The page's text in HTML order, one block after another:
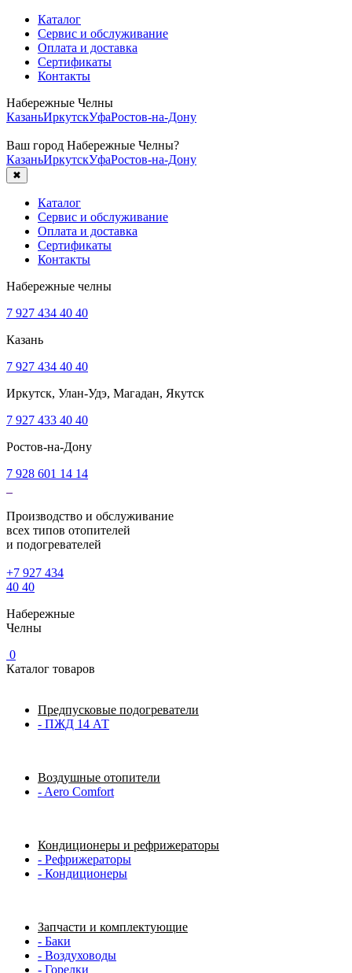
Каталог
Сервис и обслуживание
Оплата и доставка
Сертификаты
Контакты
Набережные Челны
КазаньИркутскУфаРостов-на-Дону
Ваш город Набережные Челны?
КазаньИркутскУфаРостов-на-Дону
✖
Каталог
Сервис и обслуживание
Оплата и доставка
Сертификаты
Контакты
Набережные челны
7 927 434 40 40
Казань
7 927 434 40 40
Иркутск, Улан-Удэ, Магадан, Якутск
7 927 433 40 40
Ростов-на-Дону
7 928 601 14 14
Производство и обслуживание
всех типов отопителей
и подогревателей
+7 927 434
40 40
Набережные
Челны
0
Каталог товаров
Предпусковые подогреватели
- ПЖД 14 АТ
Воздушные отопители
- Aero Comfort
Кондиционеры и рефрижераторы
- Рефрижераторы
- Кондиционеры
Запчасти и комплектующие
- Баки
- Воздуховоды
- Горелки